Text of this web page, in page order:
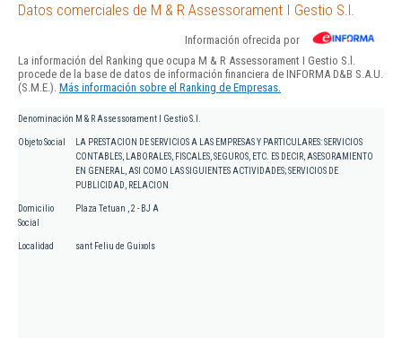
Datos comerciales de M & R Assessorament I Gestio S.l.
Información ofrecida por
La información del Ranking que ocupa M & R Assessorament I Gestio S.l.
procede de la base de datos de información financiera de INFORMA D&B S.A.U.
(S.M.E.). Más información sobre el Ranking de Empresas.
Denominación M & R Assessorament I Gestio S.l.
Objeto Social
LA PRESTACION DE SERVICIOS A LAS EMPRESAS Y PARTICULARES: SERVICIOS
CONTABLES, LABORALES, FISCALES, SEGUROS, ETC. ES DECIR, ASESORAMIENTO
EN GENERAL, ASI COMO LAS SIGUIENTES ACTIVIDADES; SERVICIOS DE
PUBLICIDAD, RELACION
Domicilio
Social
Plaza Tetuan , 2 - BJ A
Localidad sant Feliu de Guixols